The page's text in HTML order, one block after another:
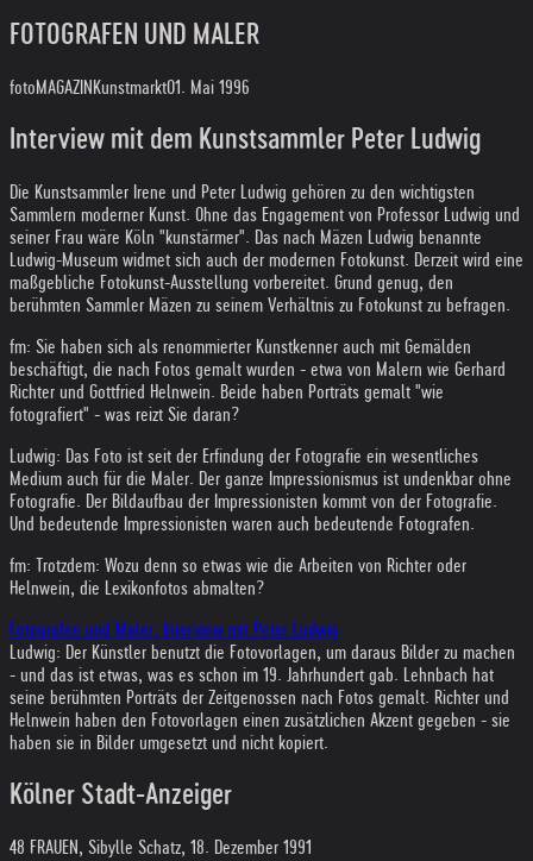
FOTOGRAFEN UND MALER
fotoMAGAZIN Kunstmarkt01. Mai 1996
Interview mit dem Kunstsammler Peter Ludwig
Die Kunstsammler Irene und Peter Ludwig gehören zu den wichtigsten
Sammlern moderner Kunst. Ohne das Engagement von Professor Ludwig und
seiner Frau wäre Köln "kunstärmer". Das nach Mäzen Ludwig benannte
Ludwig-Museum widmet sich auch der modernen Fotokunst. Derzeit wird eine
maßgebliche Fotokunst-Ausstellung vorbereitet. Grund genug, den
berühmten Sammler Mäzen zu seinem Verhältnis zu Fotokunst zu befragen.
fm: Sie haben sich als renommierter Kunstkenner auch mit Gemälden
beschäftigt, die nach Fotos gemalt wurden - etwa von Malern wie Gerhard
Richter und Gottfried Helnwein. Beide haben Porträts gemalt "wie
fotografiert" - was reizt Sie daran?
Ludwig: Das Foto ist seit der Erfindung der Fotografie ein wesentliches
Medium auch für die Maler. Der ganze Impressionismus ist undenkbar ohne
Fotografie. Der Bildaufbau der Impressionisten kommt von der Fotografie.
Und bedeutende Impressionisten waren auch bedeutende Fotografen.
fm: Trotzdem: Wozu denn so etwas wie die Arbeiten von Richter oder
Helnwein, die Lexikonfotos abmalten?
Fotografen und Maler, Interview mit Peter Ludwig
Ludwig: Der Künstler benutzt die Fotovorlagen, um daraus Bilder zu machen
- und das ist etwas, was es schon im 19. Jahrhundert gab. Lehnbach hat
seine berühmten Porträts der Zeitgenossen nach Fotos gemalt. Richter und
Helnwein haben den Fotovorlagen einen zusätzlichen Akzent gegeben - sie
haben sie in Bilder umgesetzt und nicht kopiert.
Kölner Stadt-Anzeiger
48 FRAUEN, Sibylle Schatz, 18. Dezember 1991